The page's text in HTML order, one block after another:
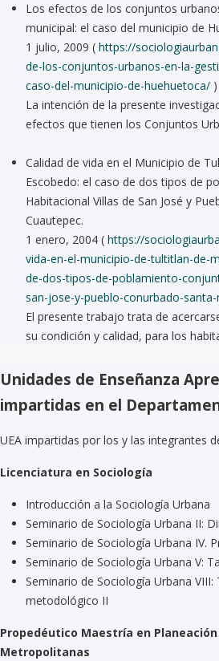
Los efectos de los conjuntos
municipal: el caso del municipio de
1 julio, 2009 ( https://
de-los-conjuntos-urbanos-en-la-
caso-del-municipio-de-huehuetoca/ )
La intención de la presente
efectos que tienen los Conjuntos
Calidad de vida en el Municipio de
Escobedo: el caso de dos tipos de
Habitacional Villas de San José y
Cuautepec.
1 enero, 2004 ( https://
vida-en-el-municipio-de-tultitlan-de-
de-dos-tipos-de-poblamiento-
san-jose-y-pueblo-conurbado-
El presente trabajo trata de
su condición y calidad, para los
Unidades de Enseñanza
impartidas en el
UEA impartidas por los y las integrantes
Licenciatura en Sociología
Introducción a la Sociología Urbana
Seminario de Sociología Urbana II:
Seminario de Sociología Urbana IV.
Seminario de Sociología Urbana V:
Seminario de Sociología Urbana
metodológico II
Propedéutico Maestría en
Metropolitanas